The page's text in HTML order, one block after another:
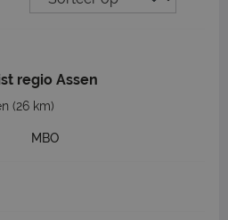
regio Assen
(26 km)
MBO